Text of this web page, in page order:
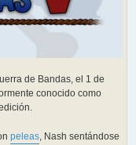
de Bandas, el 1 de
conocido como
peleas, Nash sentándose